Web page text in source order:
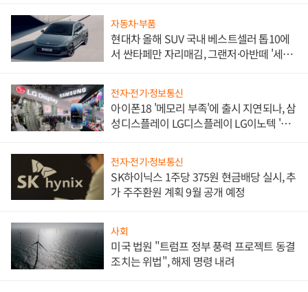
자동차·부품
현대차 올해 SUV 국내 베스트셀러 톱10에
서 싼타페만 자리매김, 그랜저·아반떼 '세단
전자·전기·정보통신
아이폰18 '메모리 부족'에 출시 지연되나, 삼
성디스플레이 LG디스플레이 LG이노텍 '탈
전자·전기·정보통신
SK하이닉스 1주당 375원 현금배당 실시, 추
가 주주환원 계획 9월 공개 예정
사회
미국 법원 "트럼프 정부 풍력 프로젝트 동결
조치는 위법", 해제 명령 내려